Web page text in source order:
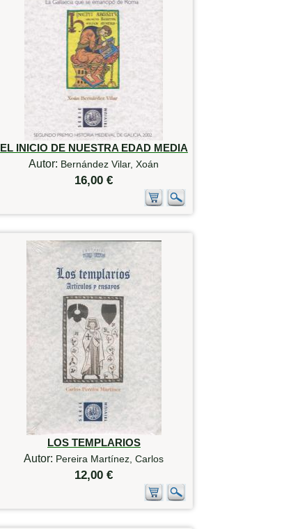
EL INICIO DE NUESTRA EDAD MEDIA
Autor: Bernández Vilar, Xoán
16,00 €
LOS TEMPLARIOS
Autor: Pereira Martínez, Carlos
12,00 €